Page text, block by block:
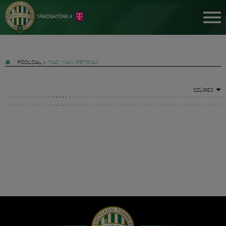
FŐOLDAL » TAG: IVAN PETRJAK
SZŰRÉS
Hírek